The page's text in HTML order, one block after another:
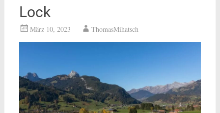
Lock
März 10, 2023 ThomasMihatsch